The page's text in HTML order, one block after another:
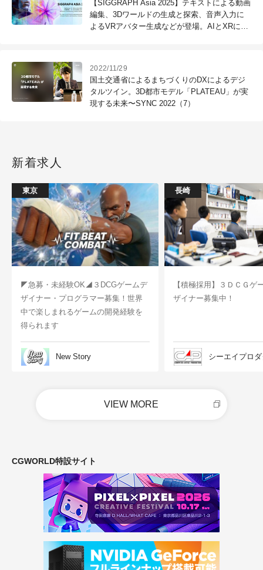
【SIGGRAPH Asia 2025】テキストによる動画
編集、3Dワールドの生成と探索、音声入力に
よるVRアバター生成などが登場。AIとXRに関
2022/11/29
国土交通省によるまちづくりのDXによるデジ
タルツイン。3D都市モデル「PLATEAU」が実
現する未来〜SYNC 2022（7）
新着求人
東京
◤急募・未経験OK◢３DCGゲームデ
ザイナー・プログラマー募集！世界
中で楽しまれるゲームの開発経験を
得られます
New Story
長崎
【積極採用】３ＤＣＧゲ
ザイナー募集中！
シーエイプロ
VIEW MORE
CGWORLD特設サイト